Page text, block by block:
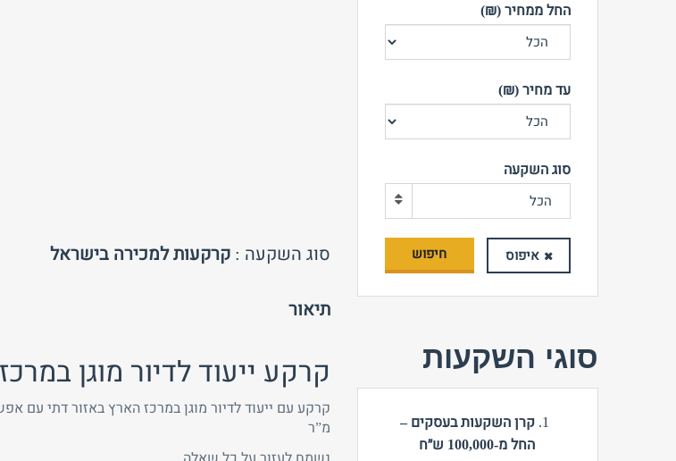
סוג השקעה : קרקעות למכירה בישראל
תיאור
קרקע ייעוד לדיור מוגן
מ”ר
נשמח לעזור על כל שאלה.
החל ממחיר (₪)
עד מחיר (₪)
סוג השקעה
הכל
איפוס חיפוש
סוגי השקעות
קרן השקעות בעסקים –
החל מ-100,000 ש״ח